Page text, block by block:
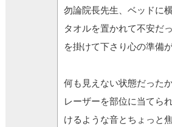
勿論院長先生、ベッドに
タオルを置かれて不安だ
を掛けて下さり心の準備
何も見えない状態だった
レーザーを部位に当てら
けるような音とちょっと